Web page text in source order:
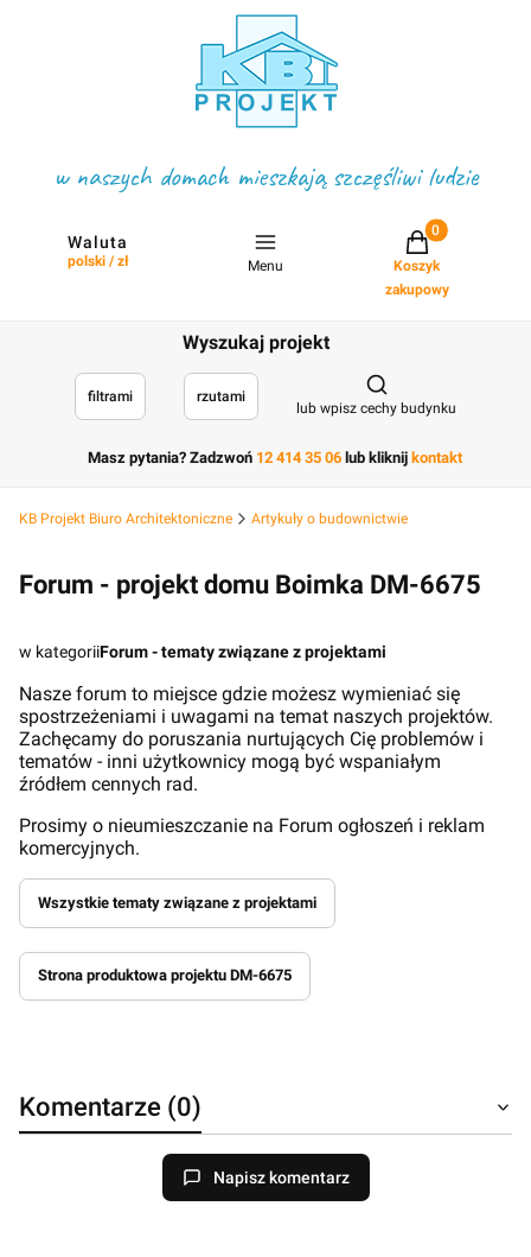
w naszych domach mieszkają szczęśliwi ludzie
Waluta
polski / zł Menu
Projekty w
Koszyk
zakupowy
Wyszukaj projekt
filtrami rzutami
Otwórz
lub wpisz cechy budynku
Masz pytania? Zadzwoń 12 414 35 06 lub kliknij kontakt
KB Projekt Biuro Architektoniczne Artykuły o budownictwie
Forum - projekt domu Boimka DM-6675
w kategoriiForum - tematy związane z projektami
Nasze forum to miejsce gdzie możesz wymieniać się
spostrzeżeniami i uwagami na temat naszych projektów.
Zachęcamy do poruszania nurtujących Cię problemów i
tematów - inni użytkownicy mogą być wspaniałym
źródłem cennych rad.
Prosimy o nieumieszczanie na Forum ogłoszeń i reklam
komercyjnych.
Wszystkie tematy związane z projektami
Strona produktowa projektu DM-6675
Komentarze (0)
Napisz komentarz